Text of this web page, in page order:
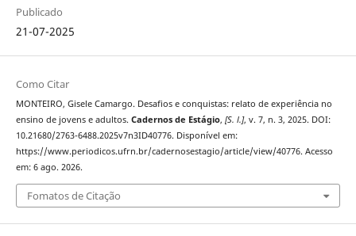
Publicado
21-07-2025
Como Citar
MONTEIRO, Gisele Camargo. Desafios e conquistas: relato de experiência no
ensino de jovens e adultos. Cadernos de Estágio, [S. l.], v. 7, n. 3, 2025. DOI:
10.21680/2763-6488.2025v7n3ID40776. Disponível em:
https://www.periodicos.ufrn.br/cadernosestagio/article/view/40776. Acesso
em: 6 ago. 2026.
Fomatos de Citação